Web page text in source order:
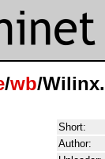
/wb/
Short:
Author: